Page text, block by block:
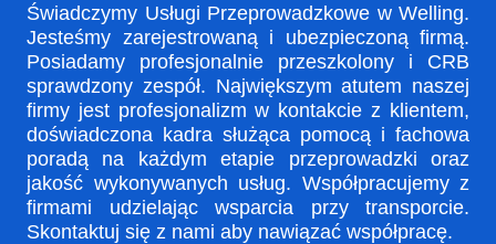
Świadczymy Usługi Przeprowadzkowe w Welling.
Jesteśmy zarejestrowaną i ubezpieczoną firmą.
Posiadamy profesjonalnie przeszkolony i CRB
sprawdzony zespół. Największym atutem naszej
firmy jest profesjonalizm w kontakcie z klientem,
doświadczona kadra służąca pomocą i fachowa
poradą na każdym etapie przeprowadzki oraz
jakość wykonywanych usług. Współpracujemy z
firmami udzielając wsparcia przy transporcie.
Skontaktuj się z nami aby nawiązać współpracę.